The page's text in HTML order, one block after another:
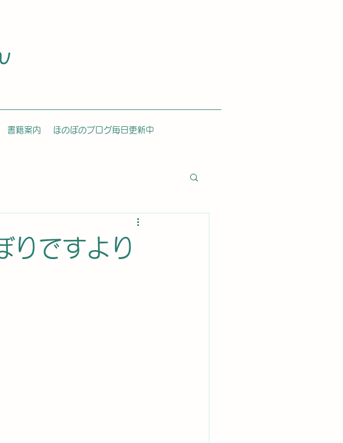
書籍案内 ほのぼのブログ毎日更新中
りですより